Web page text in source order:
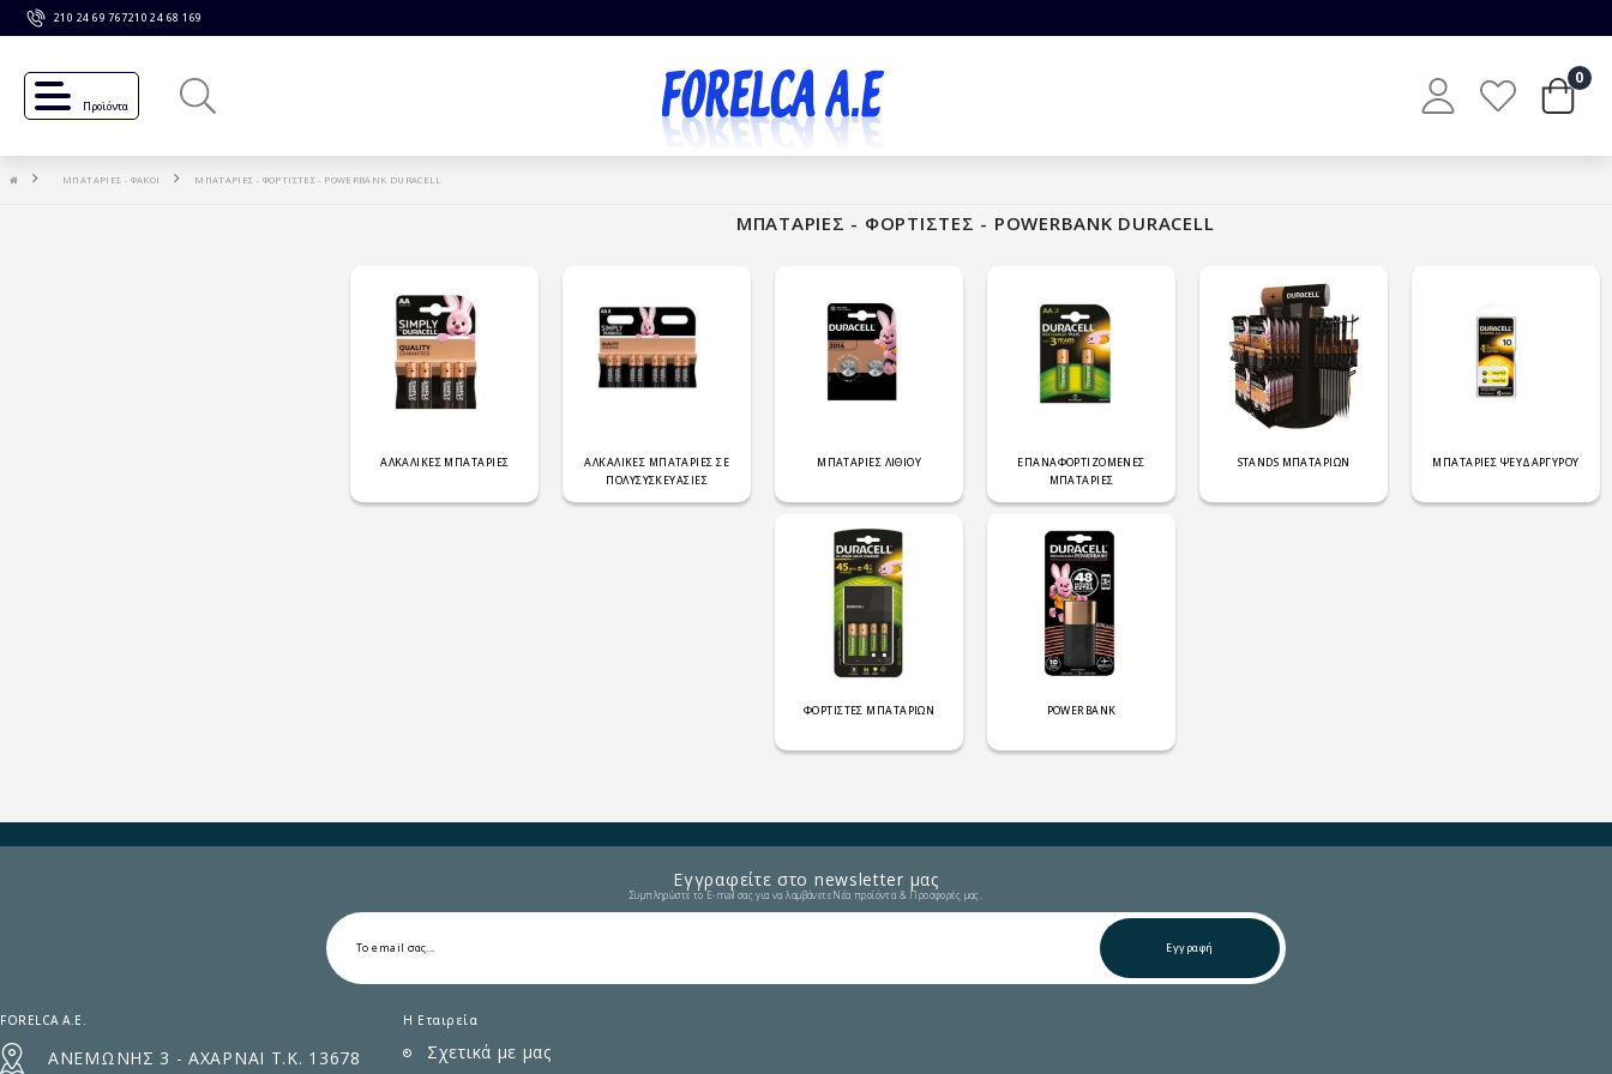
210 24 69 767210 24 68 169
Προϊόντα
0
ΜΠΑΤΑΡΙΕΣ - ΦΑΚΟΙ ΜΠΑΤΑΡΙΕΣ - ΦΟΡΤΙΣΤΕΣ - POWERBANK DURACELL
ΑΛΚΑΛΙΚΕΣ ΜΠΑΤΑΡΙΕΣ
ΑΛΚΑΛΙΚΕΣ ΜΠΑΤΑΡΙΕΣ ΣΕ
ΠΟΛΥΣΥΣΚΕΥΑΣΙΕΣ
ΜΠΑΤΑΡΙΕΣ ΛΙΘΙΟΥ
ΕΠΑΝΑΦΟΡΤΙΖΟΜΕΝΕΣ
ΜΠΑΤΑΡΙΕΣ
STANDS ΜΠΑΤΑΡΙΩΝ ΜΠΑΤΑΡΙΕΣ ΨΕΥΔΑΡΓΥΡΟΥ
ΦΟΡΤΙΣΤΕΣ ΜΠΑΤΑΡΙΩΝ POWERBANK
ΜΠΑΤΑΡΙΕΣ - ΦΟΡΤΙΣΤΕΣ - POWERBANK DURACELL
Εγγραφείτε στο newsletter μας
Συμπληρώστε το E-mail σας για να λαμβάνετε Νέα προϊόντα & Προσφορές μας.
Εγγραφή
FORELCA A.E.
ΑΝΕΜΩΝΗΣ 3 - ΑΧΑΡΝΑΙ Τ.Κ. 13678
Η Εταιρεία
Σχετικά με μας